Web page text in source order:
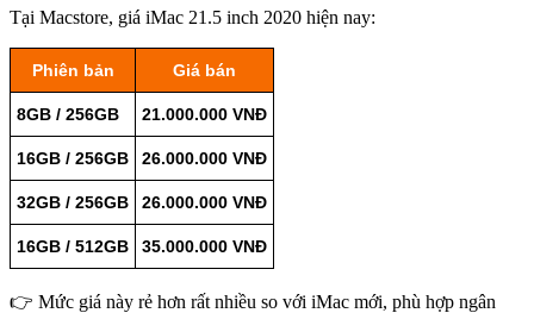
Tại Macstore, giá iMac 21.5 inch 2020 hiện nay:
Phiên bản Giá bán
8GB / 256GB 21.000.000 VNĐ
16GB / 256GB 26.000.000 VNĐ
32GB / 256GB 26.000.000 VNĐ
16GB / 512GB 35.000.000 VNĐ
👉 Mức giá này rẻ hơn rất nhiều so với iMac mới, phù hợp ngân